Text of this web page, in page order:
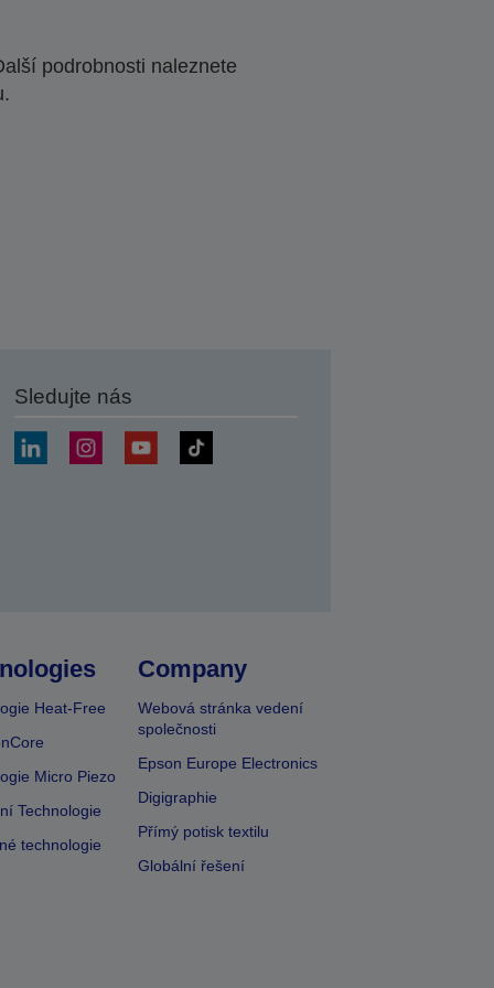
podrobnosti naleznete
Sledujte nás
Heat-Free
Micro Piezo
Technologie
technologie
Company
Webová stránka vedení
společnosti
Epson Europe Electronics
Digigraphie
Přímý potisk textilu
Globální řešení